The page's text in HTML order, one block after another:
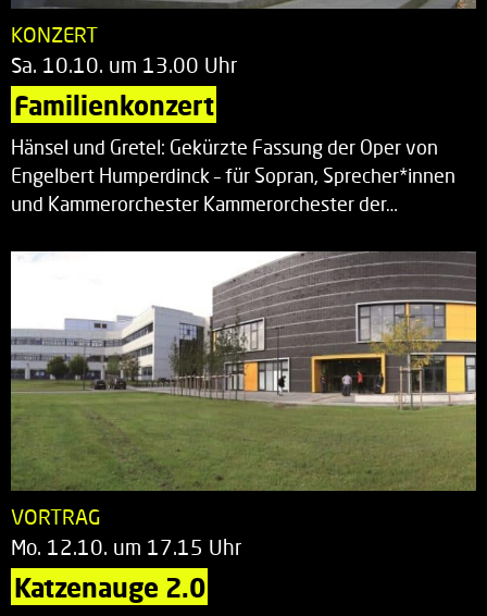
KONZERT
Sa. 10.10. um 13.00 Uhr
Familienkonzert
Hänsel und Gretel: Gekürzte Fassung der Oper von
Engelbert Humperdinck – für Sopran, Sprecher*innen
und Kammerorchester Kammerorchester der…
VORTRAG
Mo. 12.10. um 17.15 Uhr
Katzenauge 2.0